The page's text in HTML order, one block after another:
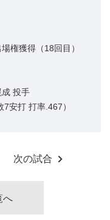
権獲得（18回目）
投手
安打 打率.467）
次の試合
へ